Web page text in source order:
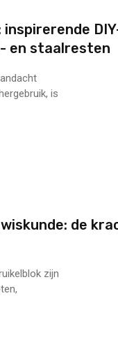
en staalresten
is
de
zijn